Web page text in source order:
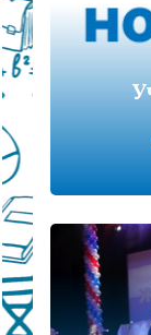
В сезон
наша с
Лицам,
(далее
Школа